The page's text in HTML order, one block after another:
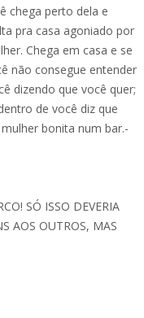
chega perto dela e
pra casa agoniado por
Chega em casa e se
não consegue entender
dizendo que você quer;
de você diz que
bonita num bar.-
SÓ ISSO DEVERIA
AOS OUTROS, MAS